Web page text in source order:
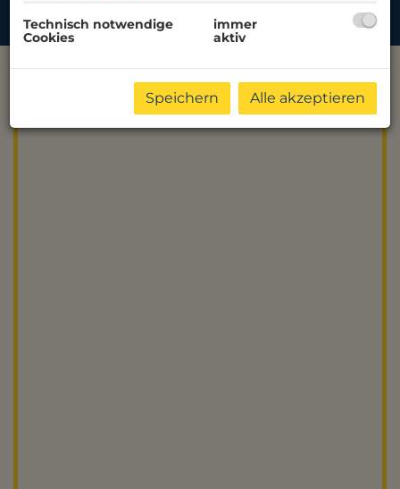
Technisch notwendige
Cookies
immer
aktiv
Speichern Alle akzeptieren